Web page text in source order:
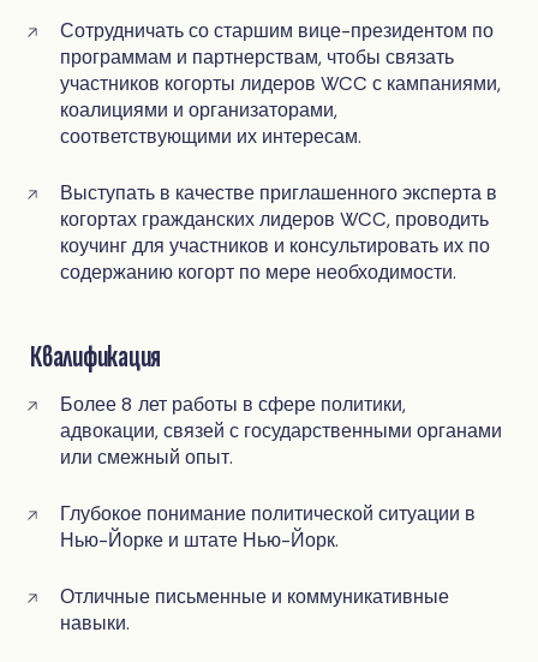
Сотрудничать со старшим вице-президентом по
программам и партнерствам, чтобы связать
участников когорты лидеров WCC с кампаниями,
коалициями и организаторами,
соответствующими их интересам.
Выступать в качестве приглашенного эксперта в
когортах гражданских лидеров WCC, проводить
коучинг для участников и консультировать их по
содержанию когорт по мере необходимости.
Квалификация
Более 8 лет работы в сфере политики,
адвокации, связей с государственными органами
или смежный опыт.
Глубокое понимание политической ситуации в
Нью-Йорке и штате Нью-Йорк.
Отличные письменные и коммуникативные
навыки.